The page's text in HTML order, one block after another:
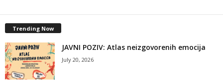
Trending Now
JAVNI POZIV: Atlas neizgovorenih emocija
July 20, 2026